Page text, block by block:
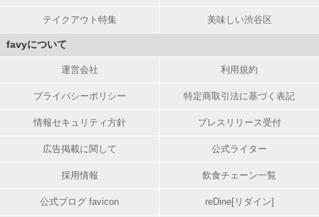
テイクアウト特集 美味しい渋谷区
favyについて
運営会社 利用規約
プライバシーポリシー 特定商取引法に基づく表記
情報セキュリティ方針 プレスリリース受付
広告掲載に関して 公式ライター
採用情報 飲食チェーン一覧
公式ブログ favicon reDine[リダイン]